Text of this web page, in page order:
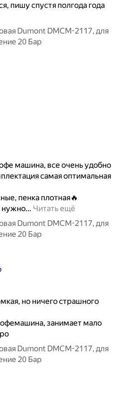
пишу спустя полгода года
Dumont DMCM-2117, для
20 Бар
машина, все очень удобно
самая оптимальная
пенка плотная🔥
нужно… Читать ещё
Dumont DMCM-2117, для
20 Бар
но ничего страшного
занимает мало
Dumont DMCM-2117, для
20 Бар